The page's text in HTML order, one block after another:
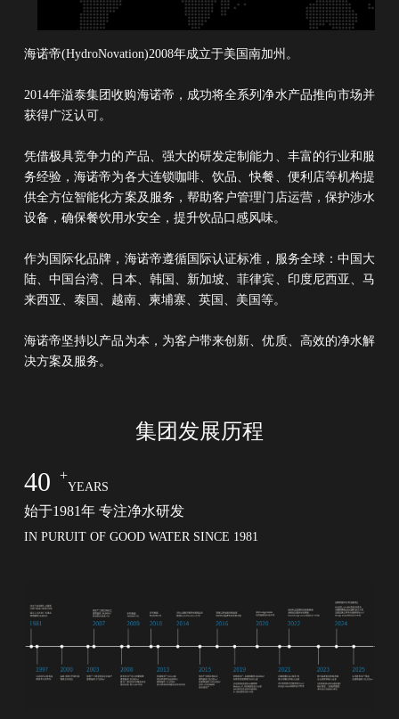
海诺帝(HydroNovation)2008年成立于美国南加州。
2014年溢泰集团收购海诺帝，成功将全系列净水产品推向市场并
获得广泛认可。
凭借极具竞争力的产品、强大的研发定制能力、丰富的行业和服
务经验，海诺帝为各大连锁咖啡、饮品、快餐、便利店等机构提
供全方位智能化方案及服务，帮助客户管理门店运营，保护涉水
设备，确保餐饮用水安全，提升饮品口感风味。
作为国际化品牌，海诺帝遵循国际认证标准，服务全球：中国大
陆、中国台湾、日本、韩国、新加坡、菲律宾、印度尼西亚、马
来西亚、泰国、越南、柬埔寨、英国、美国等。
海诺帝坚持以产品为本，为客户带来创新、优质、高效的净水解
决方案及服务。
集团发展历程
40 +
YEARS
始于1981年 专注净水研发
IN PURUIT OF GOOD WATER SINCE 1981